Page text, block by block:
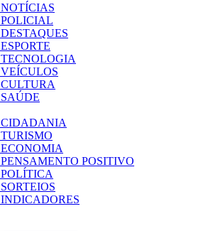
NOTÍCIAS
POLICIAL
DESTAQUES
ESPORTE
TECNOLOGIA
VEÍCULOS
CULTURA
SAÚDE
CIDADANIA
TURISMO
ECONOMIA
PENSAMENTO POSITIVO
POLÍTICA
SORTEIOS
INDICADORES